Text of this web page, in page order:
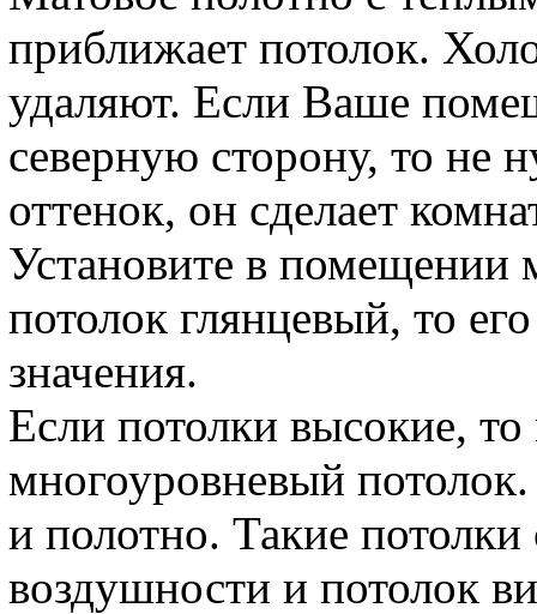
приближает потолок.
удаляют. Если Ваше
северную сторону, то не
оттенок, он сделает
Установите в помещении
потолок глянцевый, то
значения.
Если потолки высокие,
многоуровневый
и полотно. Такие
воздушности и потолок